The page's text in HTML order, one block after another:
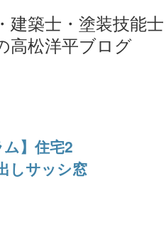
建築士・塗装技能士
高松洋平ブログ
ム】住宅2
しサッシ窓